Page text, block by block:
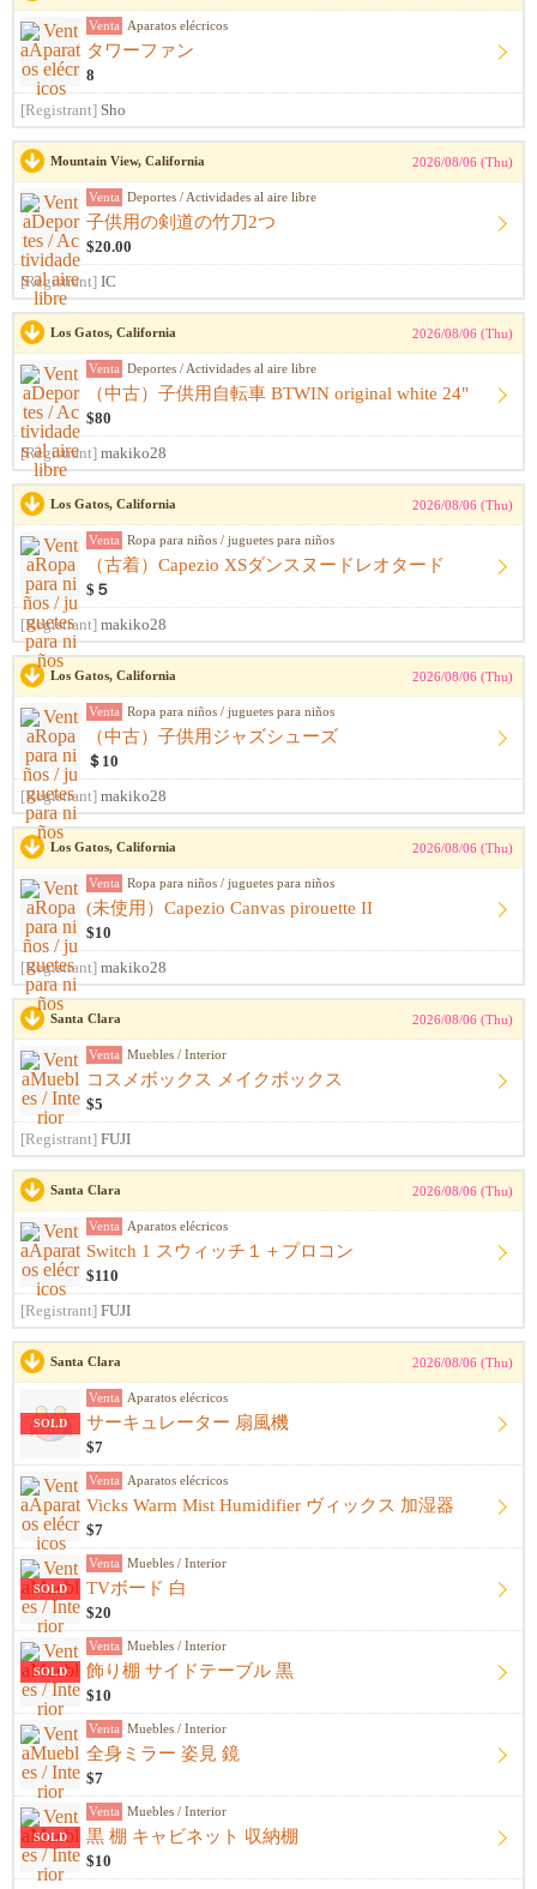
Venta Aparatos elécricos
タワーファン
8
[Registrant] Sho
Mountain View, California 2026/08/06 (Thu)
Venta Deportes / Actividades al aire libre
子供用の剣道の竹刀2つ
$20.00
[Registrant] IC
Los Gatos, California 2026/08/06 (Thu)
Venta Deportes / Actividades al aire libre
（中古）子供用自転車 BTWIN original white 24"
$80
[Registrant] makiko28
Los Gatos, California 2026/08/06 (Thu)
Venta Ropa para niños / juguetes para niños
（古着）Capezio XSダンスヌードレオタード
$５
[Registrant] makiko28
Los Gatos, California 2026/08/06 (Thu)
Venta Ropa para niños / juguetes para niños
（中古）子供用ジャズシューズ
＄10
[Registrant] makiko28
Los Gatos, California 2026/08/06 (Thu)
Venta Ropa para niños / juguetes para niños
(未使用）Capezio Canvas pirouette II
$10
[Registrant] makiko28
Santa Clara 2026/08/06 (Thu)
Venta Muebles / Interior
コスメボックス メイクボックス
$5
[Registrant] FUJI
Santa Clara 2026/08/06 (Thu)
Venta Aparatos elécricos
Switch 1 スウィッチ１＋プロコン
$110
[Registrant] FUJI
Santa Clara 2026/08/06 (Thu)
SOLD
Venta Aparatos elécricos
サーキュレーター 扇風機
$7
Venta Aparatos elécricos
Vicks Warm Mist Humidifier ヴィックス 加湿器
$7
SOLD
Venta Muebles / Interior
TVボード 白
$20
SOLD
Venta Muebles / Interior
飾り棚 サイドテーブル 黒
$10
Venta Muebles / Interior
全身ミラー 姿見 鏡
$7
SOLD
Venta Muebles / Interior
黒 棚 キャビネット 収納棚
$10